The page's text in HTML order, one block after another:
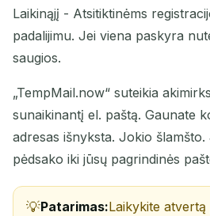
Laikinąjį - Atsitiktinėms
padalijimu. Jei viena paskyra
saugios.
„TempMail.now“ suteikia
sunaikinantį el. paštą. Gaunate
adresas išnyksta. Jokio
pėdsako iki jūsų pagrindinės
Patarimas:Laikykite atvertą